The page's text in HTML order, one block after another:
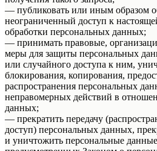
— публиковать или иным образом
неограниченный доступ к
обработки персональных данных;
— принимать правовые,
меры для защиты персональных
или случайного доступа к ним,
блокирования, копирования,
распространения персональных
неправомерных действий в
данных;
— прекратить передачу
доступ) персональных данных,
и уничтожить персональные